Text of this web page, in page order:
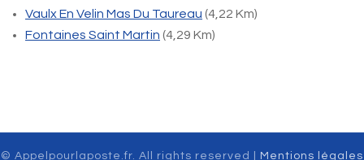
Vaulx En Velin Mas Du Taureau (4,22 Km)
Fontaines Saint Martin (4,29 Km)
© Appelpourlaposte.fr. All rights reserved | Mentions légales